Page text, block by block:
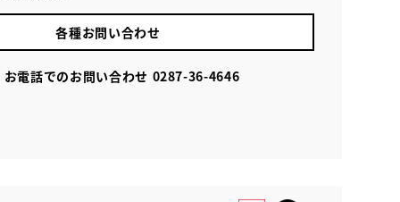
各種お問い合わせ
お電話でのお問い合わせ 0287-36-4646